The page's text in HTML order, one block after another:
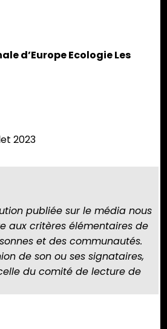
d’Europe Ecologie Les
2023
publiée sur le média nous
aux critères élémentaires de
et des communautés.
de son ou ses signataires,
du comité de lecture de